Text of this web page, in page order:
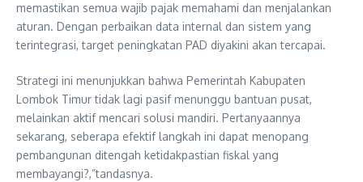
memastikan semua wajib pajak memahami dan menjalankan
aturan. Dengan perbaikan data internal dan sistem yang
terintegrasi, target peningkatan PAD diyakini akan tercapai.
​Strategi ini menunjukkan bahwa Pemerintah Kabupaten
Lombok Timur tidak lagi pasif menunggu bantuan pusat,
melainkan aktif mencari solusi mandiri. Pertanyaannya
sekarang, seberapa efektif langkah ini dapat menopang
pembangunan ditengah ketidakpastian fiskal yang
membayangi?,”tandasnya.